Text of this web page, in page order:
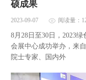
硕成果
2023-09-07 阅读量：
8月28日至30日，2023
会展中心成功举办，来
院士专家、国内外